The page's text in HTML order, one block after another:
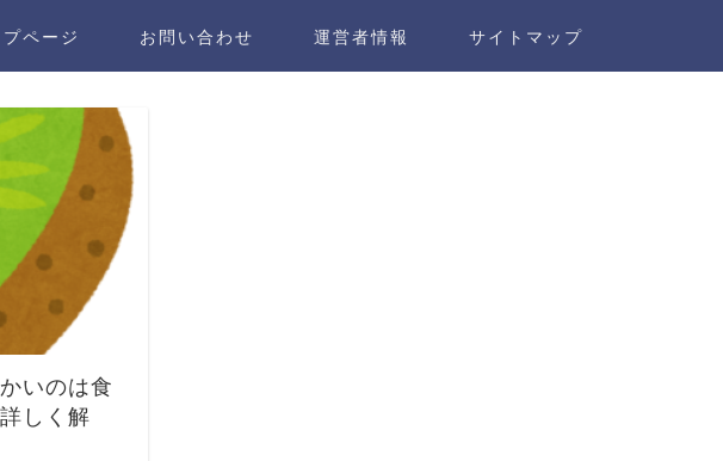
プページ お問い合わせ 運営者情報 サイトマップ
いのは食
しく解